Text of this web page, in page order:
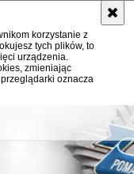
korzystanie z
tych plików, to
urządzenia.
zmieniając
oznacza